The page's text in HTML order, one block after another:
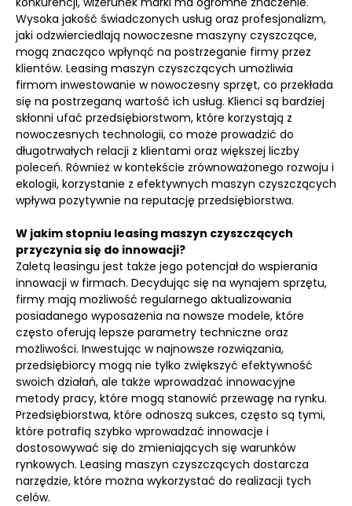
Wysoka jakość świadczonych usług oraz profesjonalizm,
jaki odzwierciedlają nowoczesne maszyny czyszczące,
mogą znacząco wpłynąć na postrzeganie firmy przez
klientów. Leasing maszyn czyszczących umożliwia
firmom inwestowanie w nowoczesny sprzęt, co przekłada
się na postrzeganą wartość ich usług. Klienci są bardziej
skłonni ufać przedsiębiorstwom, które korzystają z
nowoczesnych technologii, co może prowadzić do
długotrwałych relacji z klientami oraz większej liczby
poleceń. Również w kontekście zrównoważonego rozwoju i
ekologii, korzystanie z efektywnych maszyn czyszczących
wpływa pozytywnie na reputację przedsiębiorstwa.
W jakim stopniu leasing maszyn czyszczących
przyczynia się do innowacji?
Zaletą leasingu jest także jego potencjał do wspierania
innowacji w firmach. Decydując się na wynajem sprzętu,
firmy mają możliwość regularnego aktualizowania
posiadanego wyposażenia na nowsze modele, które
często oferują lepsze parametry techniczne oraz
możliwości. Inwestując w najnowsze rozwiązania,
przedsiębiorcy mogą nie tylko zwiększyć efektywność
swoich działań, ale także wprowadzać innowacyjne
metody pracy, które mogą stanowić przewagę na rynku.
Przedsiębiorstwa, które odnoszą sukces, często są tymi,
które potrafią szybko wprowadzać innowacje i
dostosowywać się do zmieniających się warunków
rynkowych. Leasing maszyn czyszczących dostarcza
narzędzie, które można wykorzystać do realizacji tych
celów.